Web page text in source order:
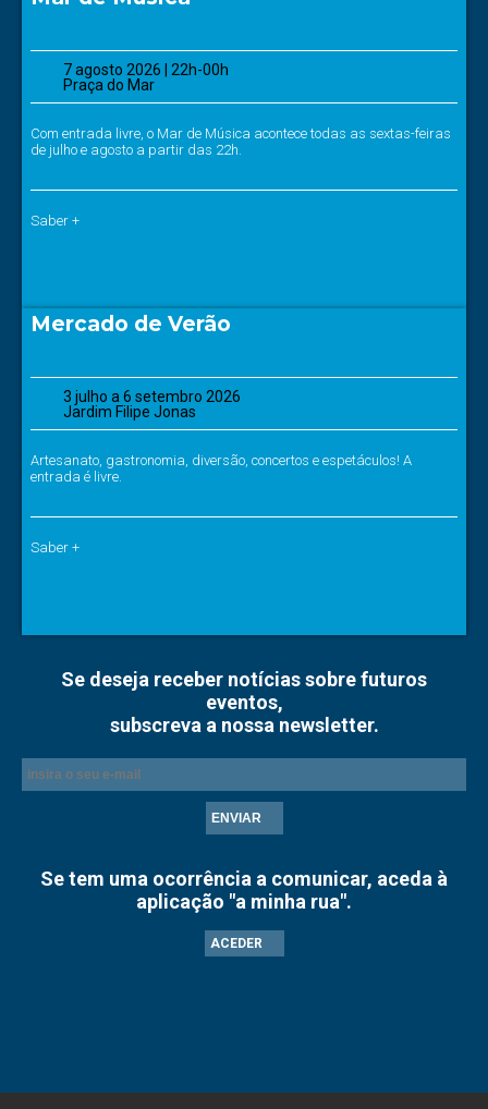
7 agosto 2026 | 22h-00h
Praça do Mar
Com entrada livre, o Mar de Música acontece todas as sextas-feiras
de julho e agosto a partir das 22h.
Saber +
Mercado de Verão
3 julho a 6 setembro 2026
Jardim Filipe Jonas
Artesanato, gastronomia, diversão, concertos e espetáculos! A
entrada é livre.
Saber +
Se deseja receber notícias sobre futuros
eventos,
subscreva a nossa newsletter.
ENVIAR
Se tem uma ocorrência a comunicar, aceda à
aplicação "a minha rua".
ACEDER